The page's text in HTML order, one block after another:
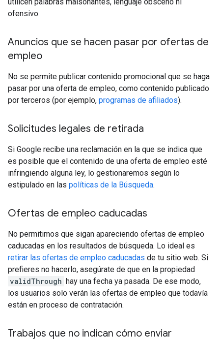
utilicen palabras malsonantes, lenguaje obsceno ni
ofensivo.
Anuncios que se hacen pasar por ofertas de
empleo
No se permite publicar contenido promocional que se haga
pasar por una oferta de empleo, como contenido publicado
por terceros (por ejemplo, programas de afiliados).
Solicitudes legales de retirada
Si Google recibe una reclamación en la que se indica que
es posible que el contenido de una oferta de empleo esté
infringiendo alguna ley, lo gestionaremos según lo
estipulado en las políticas de la Búsqueda.
Ofertas de empleo caducadas
No permitimos que sigan apareciendo ofertas de empleo
caducadas en los resultados de búsqueda. Lo ideal es
retirar las ofertas de empleo caducadas de tu sitio web. Si
prefieres no hacerlo, asegúrate de que en la propiedad
validThrough hay una fecha ya pasada. De ese modo,
los usuarios solo verán las ofertas de empleo que todavía
están en proceso de contratación.
Trabajos que no indican cómo enviar